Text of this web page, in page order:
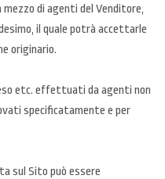
mezzo di agenti del Venditore,
il quale potrà accettarle
originario.
etc. effettuati da agenti non
specificatamente e per
sul Sito può essere